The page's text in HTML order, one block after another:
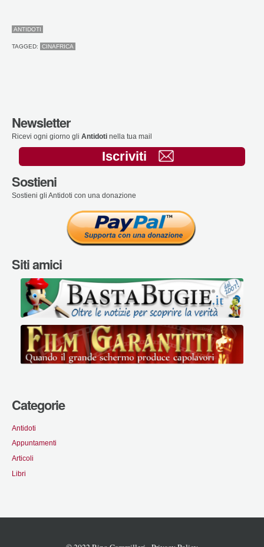
ANTIDOTI
TAGGED: CINAFRICA
Newsletter
Ricevi ogni giorno gli Antidoti nella tua mail
Iscriviti
Sostieni
Sostieni gli Antidoti con una donazione
Siti amici
Categorie
Antidoti
Appuntamenti
Articoli
Libri